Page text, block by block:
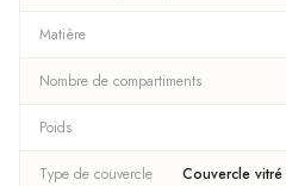
Matière
Nombre de compartiments
Poids
Type de couvercle Couvercle